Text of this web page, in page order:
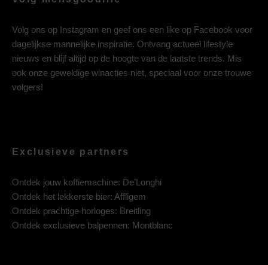
Volg ons op Instagram en geef ons een like op Facebook voor
dagelijkse mannelijke inspiratie. Ontvang actueel lifestyle
nieuws en blijf altijd op de hoogte van de laatste trends. Mis
ook onze geweldige winacties niet, speciaal voor onze trouwe
volgers!
Exclusieve partners
Ontdek jouw koffiemachine: De’Longhi
Ontdek het lekkerste bier: Affligem
Ontdek prachtige horloges: Breitling
Ontdek exclusieve balpennen: Montblanc